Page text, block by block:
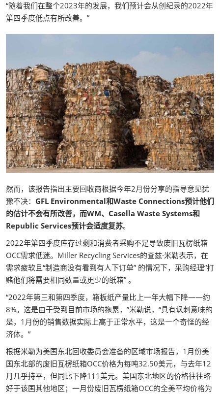
“随着我们在整个2023年的发展，我们预计会从创纪录的2022年
第四季度低点有所改善。”
然而，该报告指出主要回收商根据今年2月份分享的指导意见犹
豫不决： GFL Environmental和Waste Connections预计他们
的估计不会有所改善，而WM、Casella Waste Systems和
Republic Services预计会适度复苏。
2022年第四季度库存过剩和消费者采购不足导致废旧瓦楞纸箱
OCC需求低迷。Miller Recycling Services的查兹·米勒表示，在
需求疲软且“制造商没有看到有人下订单” 的情况下，采购经理“打
赌他们将需要相同数量或更少的纸箱” 。
“2022年第三和第四季度，箱板纸产量比上一年大幅下降——约
8%。这是由于受到目前市场的拖累，”米勒说，“具有讽刺意味的
是，1月份的销售数据实际上高于正常水平，这是一个奇怪的经
济体。”
根据米勒为美国东北回收委员会准备的区域市场报告，1月份美
国东北部的废旧瓦楞纸箱OCC价格为每吨32.50美元，与去年12
月几乎持平，但同比下降111美元。美国东北地区的价格往往略
好于该国其他地区；一月份废旧瓦楞纸箱OCC的全美平均价格为